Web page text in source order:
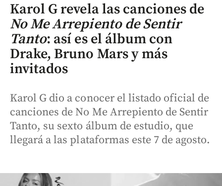
Karol G revela las canciones de
No Me Arrepiento de Sentir
Tanto: así es el álbum con
Drake, Bruno Mars y más
invitados
Karol G dio a conocer el listado oficial de
canciones de No Me Arrepiento de Sentir
Tanto, su sexto álbum de estudio, que
llegará a las plataformas este 7 de agosto.